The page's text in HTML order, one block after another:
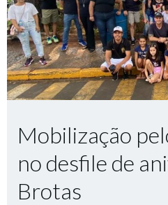
Mobilização
no desfile de
Brotas